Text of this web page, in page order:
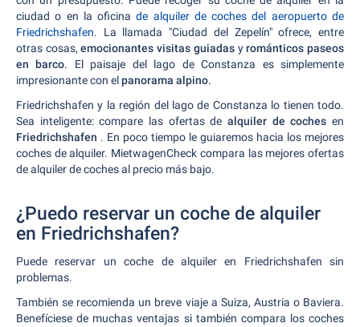
ciudad o en la oficinade alquiler de coches del aeropuerto de
Friedrichshafen. La llamada "Ciudad del Zepelín" ofrece, entre
otras cosas,emocionantes visitas guiadas yrománticos paseos
en barco. El paisaje del lago de Constanza es simplemente
impresionante con elpanorama alpino.
Friedrichshafen y la región del lago de Constanza lo tienen todo.
Sea inteligente: compare las ofertas de alquiler de coches en
Friedrichshafen . En poco tiempo le guiaremos hacia los mejores
coches de alquiler. MietwagenCheck compara las mejores ofertas
de alquiler de coches al precio más bajo.
¿Puedo reservar un coche de alquiler
en Friedrichshafen?
Puede reservar un coche de alquiler en Friedrichshafen sin
problemas.
También se recomienda un breve viaje a Suiza, Austria o Baviera.
Benefíciese de muchas ventajas si también compara los coches